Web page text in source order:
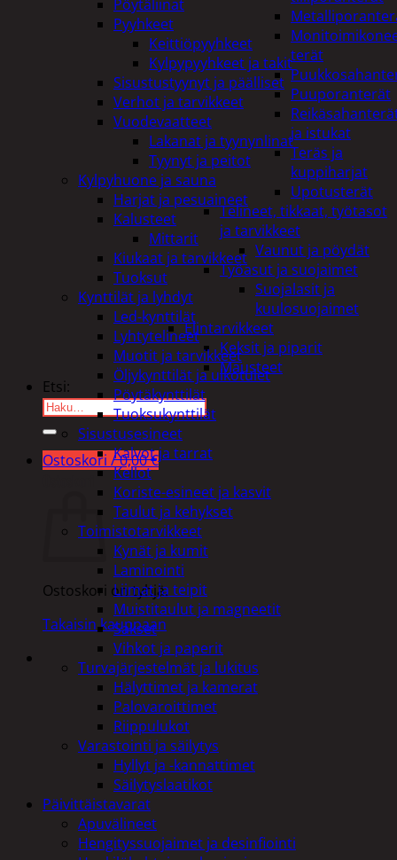
terät
Puuporanterät
ja istukat
Teräs ja
kuppiharjat
Upotusterät
Telineet, tikkaat, työtasot
ja tarvikkeet
Vaunut ja pöydät
Työasut ja suojaimet
Suojalasit ja
kuulosuojaimet
Elintarvikkeet
Keksit ja piparit
Mausteet
Etsi:
Ostoskori /0,00€
Ostoskori on tyhjä.
Takaisin kauppaan
Pöytäliinat
Pyyhkeet
Keittiöpyyhkeet
Kylpypyyhkeet ja takit
Sisustustyynyt ja päälliset
Verhot ja tarvikkeet
Vuodevaatteet
Lakanat ja tyynynlinat
Tyynyt ja peitot
Kylpyhuone ja sauna
Harjat ja pesuaineet
Kalusteet
Mittarit
Kiukaat ja tarvikkeet
Tuoksut
Kynttilät ja lyhdyt
Led-kynttilät
Lyhtytelineet
Muotit ja tarvikkeet
Öljykynttilät ja ulkotulet
Pöytäkynttilät
Tuoksukynttilät
Sisustusesineet
Kalvot ja tarrat
Kellot
Koriste-esineet ja kasvit
Taulut ja kehykset
Toimistotarvikkeet
Kynät ja kumit
Laminointi
Liimat ja teipit
Muistitaulut ja magneetit
Sakset
Vihkot ja paperit
Turvajärjestelmät ja lukitus
Hälyttimet ja kamerat
Palovaroittimet
Riippulukot
Varastointi ja säilytys
Hyllyt ja -kannattimet
Säilytyslaatikot
Päivittäistavarat
Apuvälineet
Hengityssuojaimet ja desinfiointi